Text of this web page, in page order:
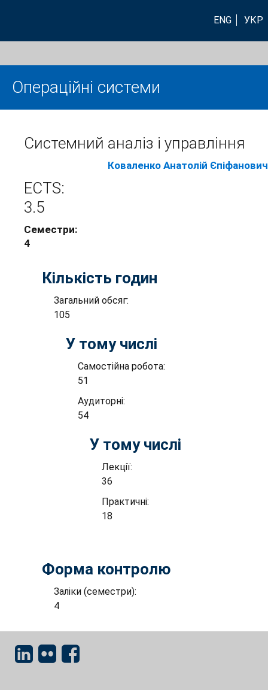
ENG УКР
Операційні системи
Системний аналіз і управління
Коваленко Анатолій Єпіфанович
ECTS:
3.5
Семестри:
4
Кількість годин
Загальний обсяг:
105
У тому числі
Самостійна робота:
51
Аудиторні:
54
У тому числі
Лекції:
36
Практичні:
18
Форма контролю
Заліки (семестри):
4